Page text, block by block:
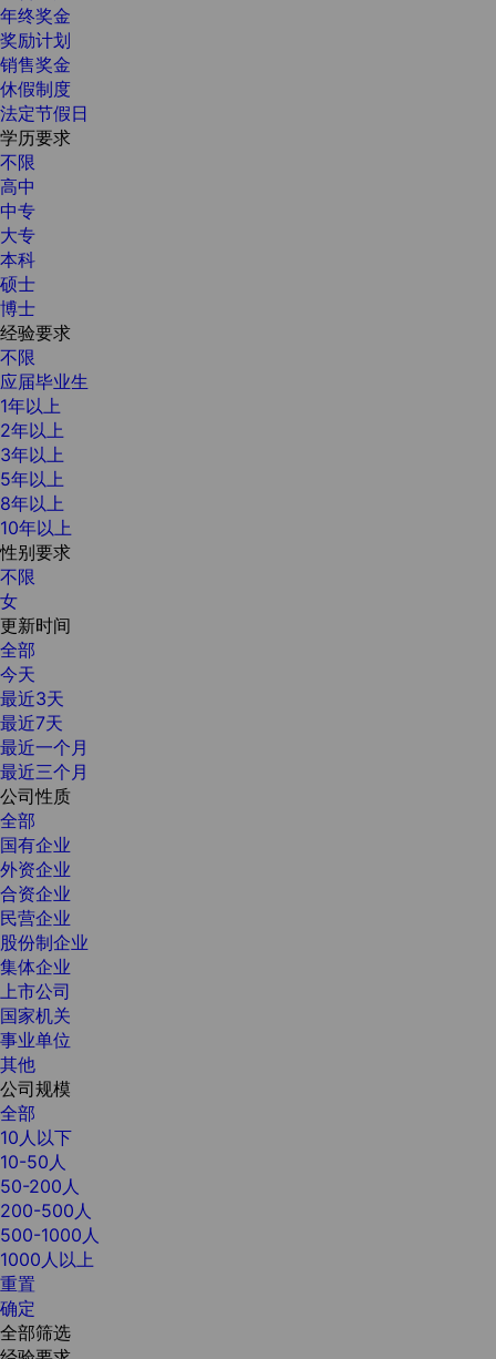
年终奖金
奖励计划
销售奖金
休假制度
法定节假日
学历要求
不限
高中
中专
大专
本科
硕士
博士
经验要求
不限
应届毕业生
1年以上
2年以上
3年以上
5年以上
8年以上
10年以上
性别要求
不限
女
更新时间
全部
今天
最近3天
最近7天
最近一个月
最近三个月
公司性质
全部
国有企业
外资企业
合资企业
民营企业
股份制企业
集体企业
上市公司
国家机关
事业单位
其他
公司规模
全部
10人以下
10-50人
50-200人
200-500人
500-1000人
1000人以上
重置
确定
全部筛选